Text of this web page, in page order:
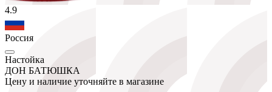
4.9
Россия
Настойка
ДОН БАТЮШКА
Цену и наличие уточняйте в магазине